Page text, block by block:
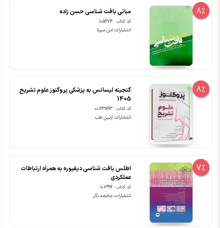
8% مبانی بافت شناسی حسن زاده
کد کتاب : 105274
انتشارات ابن سینا
8%
گنجینه لیسانس به پزشکی پروگنوز علوم تشریح
1405
کد کتاب : 00123593
انتشارات آرتین طب
7%
اطلس بافت شناسی دیفیوره به همراه ارتباطات
عملکردی
کد کتاب : 107992
انتشارات جامعه نگر